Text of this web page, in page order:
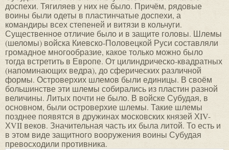
доспехи. Тягиляев у них не было. Причём, рядовые
воины были одеты в пластинчатые доспехи, а
командиры всех степеней и витязи в кольчуги.
Существенное отличие было и в защите головы. Шлемы
(шеломы) войска Киевско-Половецкой Руси составляли
громадное многообразие, какое только можно было
тогда встретить в Европе. От цилиндрическо-квадратных
(напоминающих ведра), до сферических различной
формы. Островерхих шлемов были единицы. В своём
большинстве эти шлемы собирались из пластин разной
величины. Литых почти не было. В войске Субудая, в
основном, были островерхие шлемы. Такие шлемы
позднее появятся в дружинах московских князей ХIV-
ХVII веков. Значительная часть их была литой. То есть и
в этом виде защитного вооружения воины Субудая
превосходили противника.